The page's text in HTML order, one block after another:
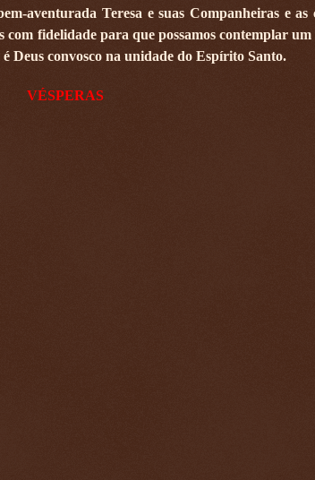
aventurada Teresa e suas Companheiras e as
fidelidade para que possamos contemplar um
Deus convosco na unidade do Espírito Santo.
VÉSPERAS